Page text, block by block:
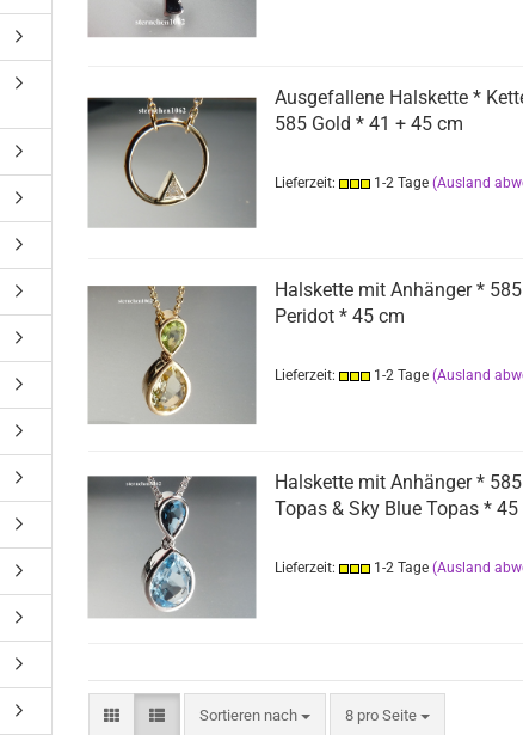
Ausgefallene Halskette *
585 Gold * 41 + 45 cm
Lieferzeit: 1-2 Tage (Ausland
Halskette mit Anhänger *
Peridot * 45 cm
Lieferzeit: 1-2 Tage (Ausland
Halskette mit Anhänger *
Topas & Sky Blue Topas * 45
Lieferzeit: 1-2 Tage (Ausland
Sortieren nach
Sortieren nach 8 pro Seite
pro Seite